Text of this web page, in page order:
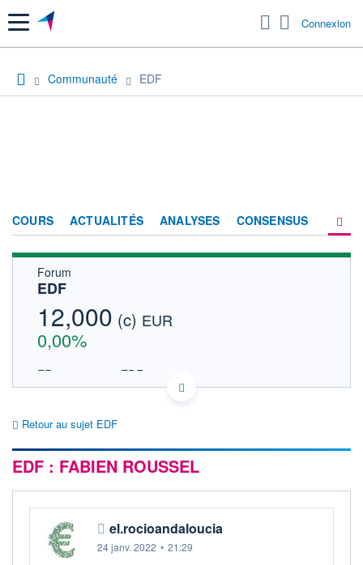
Menu Connexion
Communauté EDF
COURS ACTUALITÉS ANALYSES CONSENSUS
ACTIONNAIRES
Forum
EDF
12,000 (c) EUR
0,00%
FR0010242511 EDF
EURONEXT PARIS DONNÉES TEMPS RÉEL
Cotation sur les autres places
SECTEUR
Électricité conventionnelle
0,000 12,000
+ HAUT
0,000
+ BAS
Retour au sujet EDF
EDF : FABIEN ROUSSEL
el.rocioandaloucia
24 janv. 2022 • 21:29